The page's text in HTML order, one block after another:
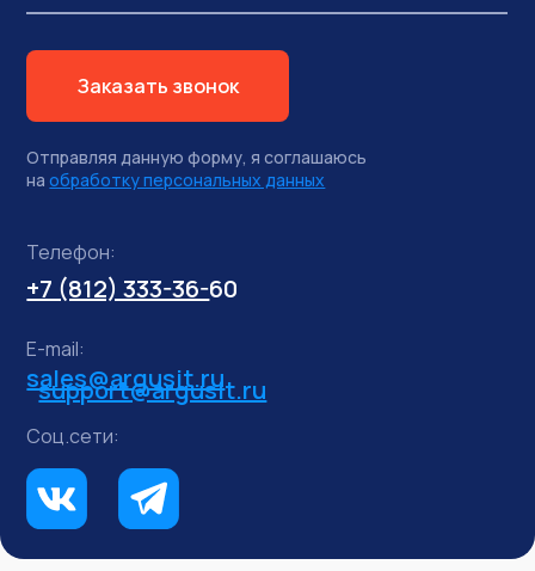
Заказать звонок
+7 (812) 333-36-60
Телефон:
E-mail:
Соц.сети:
support@argusit.ru
sales@argusit.ru
Отправляя данную форму, я соглашаюсь
на обработку персональных данных